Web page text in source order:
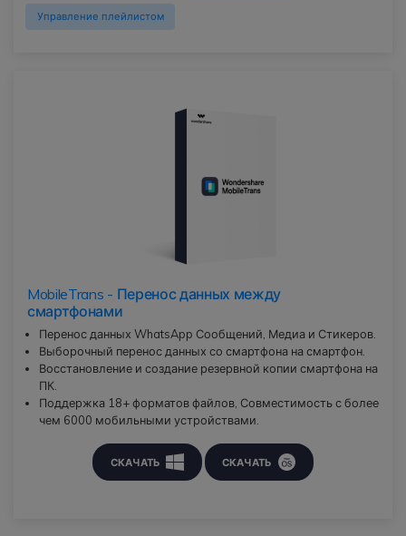
Управление плейлистом
MobileTrans - Перенос данных между
смартфонами
Перенос данных WhatsApp Сообщений, Медиа и Стикеров.
Выборочный перенос данных со смартфона на смартфон.
Восстановление и создание резервной копии смартфона на
ПК.
Поддержка 18+ форматов файлов, Совместимость с более
чем 6000 мобильными устройствами.
СКАЧАТЬ СКАЧАТЬ